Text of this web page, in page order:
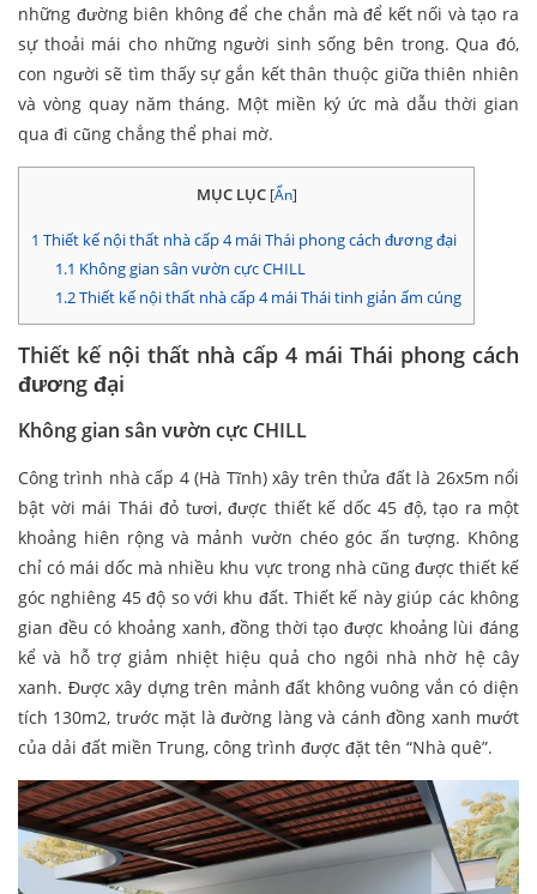
những đường biên không để che chắn mà để kết nối và tạo ra
sự thoải mái cho những người sinh sống bên trong. Qua đó,
con người sẽ tìm thấy sự gắn kết thân thuộc giữa thiên nhiên
và vòng quay năm tháng. Một miền ký ức mà dẫu thời gian
qua đi cũng chẳng thể phai mờ.
MỤC LỤC [Ẩn]
1 Thiết kế nội thất nhà cấp 4 mái Thái phong cách đương đại
1.1 Không gian sân vườn cực CHILL
1.2Thiết kế nội thất nhà cấp 4 mái Thái tinh giản ấm cúng
Thiết kế nội thất nhà cấp 4 mái Thái phong cách
đương đại
Không gian sân vườn cực CHILL
Công trình nhà cấp 4 (Hà Tĩnh) xây trên thửa đất là 26x5m nổi
bật vời mái Thái đỏ tươi, được thiết kế dốc 45 độ, tạo ra một
khoảng hiên rộng và mảnh vườn chéo góc ấn tượng. Không
chỉ có mái dốc mà nhiều khu vực trong nhà cũng được thiết kế
góc nghiêng 45 độ so với khu đất. Thiết kế này giúp các không
gian đều có khoảng xanh, đồng thời tạo được khoảng lùi đáng
kể và hỗ trợ giảm nhiệt hiệu quả cho ngôi nhà nhờ hệ cây
xanh. Được xây dựng trên mảnh đất không vuông vắn có diện
tích 130m2, trước mặt là đường làng và cánh đồng xanh mướt
của dải đất miền Trung, công trình được đặt tên “Nhà quê”.